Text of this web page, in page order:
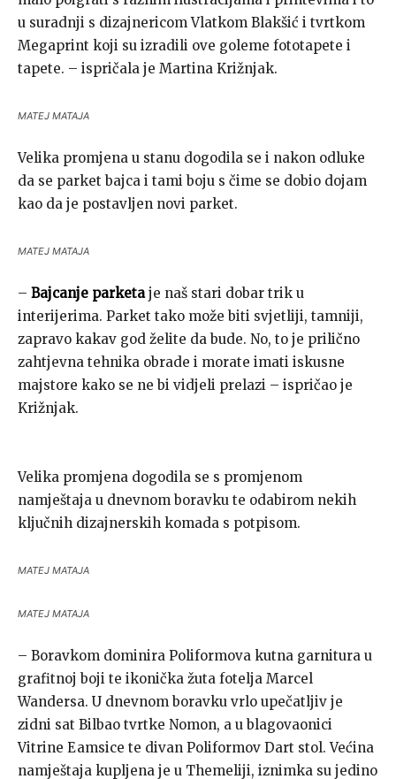
u suradnji s dizajnericom Vlatkom Blakšić i tvrtkom
Megaprint koji su izradili ove goleme fototapete i
tapete. – ispričala je Martina Križnjak.
MATEJ MATAJA
Velika promjena u stanu dogodila se i nakon odluke
da se parket bajca i tami boju s čime se dobio dojam
kao da je postavljen novi parket.
MATEJ MATAJA
– Bajcanje parketaje naš stari dobar trik u
interijerima. Parket tako može biti svjetliji, tamniji,
zapravo kakav god želite da bude. No, to je prilično
zahtjevna tehnika obrade i morate imati iskusne
majstore kako se ne bi vidjeli prelazi – ispričao je
Križnjak.
Velika promjena dogodila se s promjenom
namještaja u dnevnom boravku te odabirom nekih
ključnih dizajnerskih komada s potpisom.
MATEJ MATAJA
MATEJ MATAJA
– Boravkom dominira Poliformova kutna garnitura u
grafitnoj boji te ikonička žuta fotelja Marcel
Wandersa. U dnevnom boravku vrlo upečatljiv je
zidni sat Bilbao tvrtke Nomon, a u blagovaonici
Vitrine Eamsice te divan Poliformov Dart stol. Većina
namještaja kupljena je u Themeliji, iznimka su jedino